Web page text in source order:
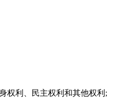
权利、民主权利和其他权利;